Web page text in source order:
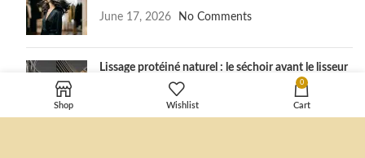
June 17, 2026 No Comments
Lissage protéiné naturel : le séchoir avant le lisseur
June 17, 2026 No Comments
Shop Wishlist
0
Cart